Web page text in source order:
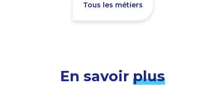
Tous les métiers
En savoir plus